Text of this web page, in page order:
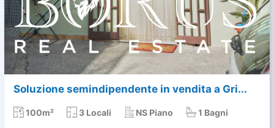
Soluzione semindipendente in vendita a Gri...
100m² 3 Locali NS Piano 1 Bagni